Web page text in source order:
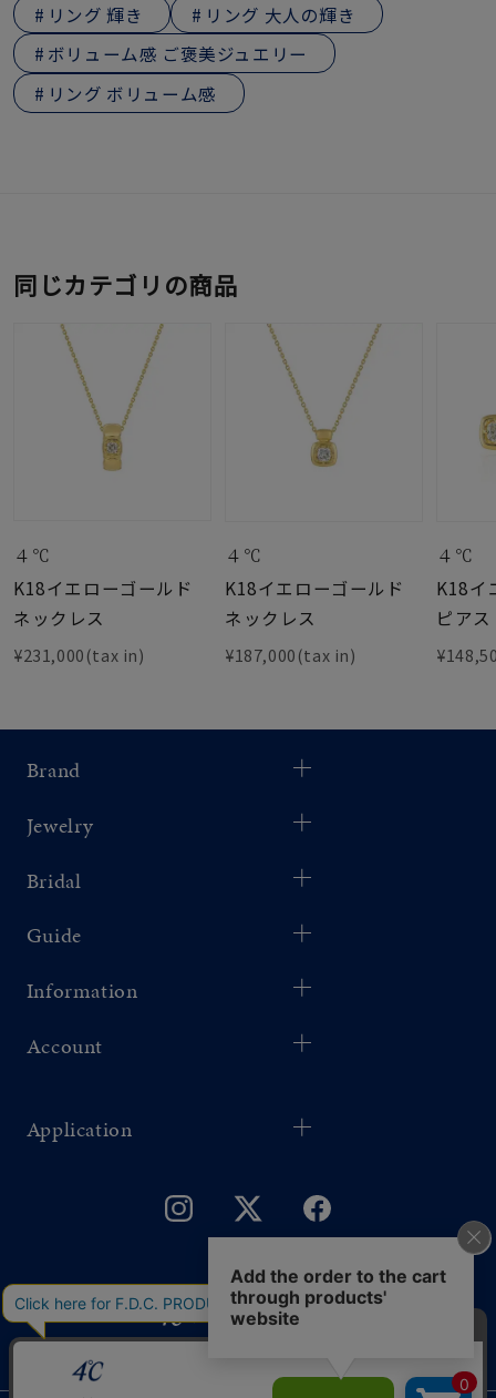
リング 輝き
リング 大人の輝き
ボリューム感 ご褒美ジュエリー
リング ボリューム感
同じカテゴリの商品
４℃
K18イエローゴールド
ネックレス
¥231,000(tax in)
４℃
K18イエローゴールド
ネックレス
¥187,000(tax in)
４℃
K18イ
ピアス
Brand
Jewelry
Bridal
Guide
Information
Account
Application